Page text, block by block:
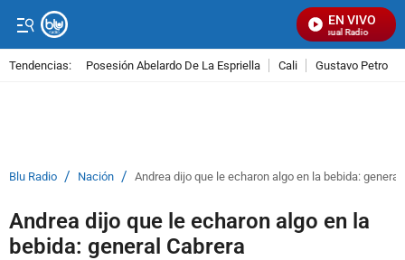
EN VIVO
Señal Visual Radio
Tendencias: Posesión Abelardo De La Espriella Cali Gustavo Petro
Blu Radio / Nación / Andrea dijo que le echaron algo en la bebida: general
Andrea dijo que le echaron algo en la
bebida: general Cabrera